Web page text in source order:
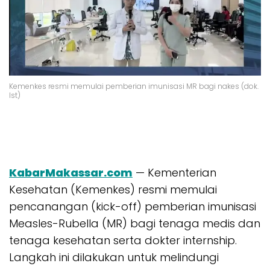
Kemenkes resmi memulai pemberian imunisasi MR bagi nakes (dok.
Ist)
KabarMakassar.com — Kementerian
Kesehatan (Kemenkes) resmi memulai
pencanangan (kick-off) pemberian imunisasi
Measles-Rubella (MR) bagi tenaga medis dan
tenaga kesehatan serta dokter internship.
Langkah ini dilakukan untuk melindungi